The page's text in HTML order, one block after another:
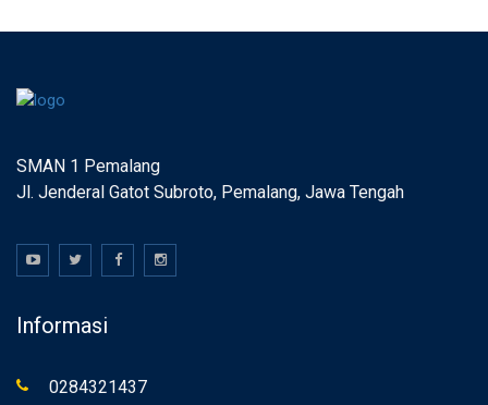
SMAN 1 Pemalang
Jl. Jenderal Gatot Subroto, Pemalang, Jawa Tengah
Informasi
0284321437